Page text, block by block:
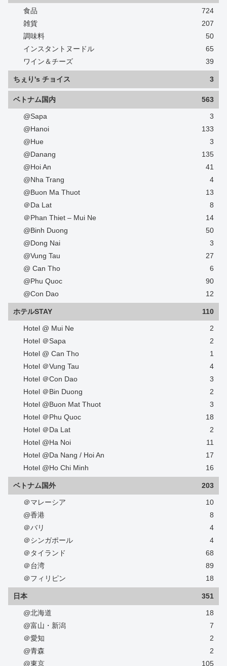
食品
724
雑貨
207
調味料
50
インスタントヌードル
65
ワイン＆チーズ
39
ちぇり's チョイス 3
ベトナム国内 563
@Sapa
3
@Hanoi
133
@Hue
3
@Danang
135
@Hoi An
41
@Nha Trang
4
@Buon Ma Thuot
13
＠Da Lat
8
＠Phan Thiet – Mui Ne
14
@Binh Duong
50
@Dong Nai
3
@Vung Tau
27
@ Can Tho
6
@Phu Quoc
90
@Con Dao
12
ホテルSTAY 110
Hotel @ Mui Ne
2
Hotel ＠Sapa
2
Hotel @ Can Tho
1
Hotel ＠Vung Tau
4
Hotel ＠Con Dao
3
Hotel ＠Bin Duong
2
Hotel @Buon Mat Thuot
3
Hotel ＠Phu Quoc
18
Hotel ＠Da Lat
2
Hotel @Ha Noi
11
Hotel @Da Nang / Hoi An
17
Hotel @Ho Chi Minh
16
ベトナム国外 203
＠マレーシア
10
@香港
8
＠バリ
4
＠シンガポール
4
＠タイランド
68
＠台湾
89
＠フィリピン
18
日本 351
@北海道
18
@富山・新潟
7
＠愛知
2
@青森
2
@東京
105